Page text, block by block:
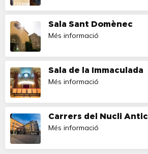
Sala Sant Domènec
Més informació
Sala de la Immaculada
Més informació
Carrers del Nucli Antic
Més informació